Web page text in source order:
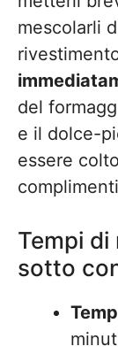
mescolarli
del
e il dolce-
essere
Tempi
sotto